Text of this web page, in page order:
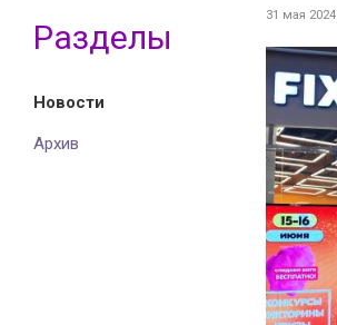
Разделы
Новости
Архив
31 мая 2024